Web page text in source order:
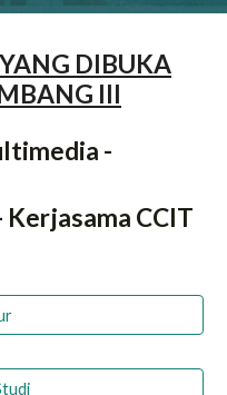
DIBUKA
III
-
Kerjasama CCIT